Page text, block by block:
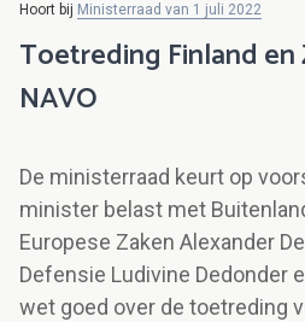
Hoort bij Ministerraad van 1 juli 2022
Toetreding Finland
NAVO
De ministerraad keurt op
minister belast met
Europese Zaken Alexander
Defensie Ludivine Dedonder
wet goed over de toetreding